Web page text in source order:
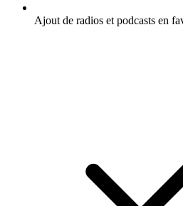
Ajout de radios et podcasts en